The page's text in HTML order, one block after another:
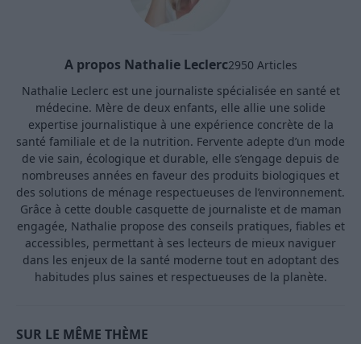
A propos Nathalie Leclerc2950 Articles
Nathalie Leclerc est une journaliste spécialisée en santé et
médecine. Mère de deux enfants, elle allie une solide
expertise journalistique à une expérience concrète de la
santé familiale et de la nutrition. Fervente adepte d’un mode
de vie sain, écologique et durable, elle s’engage depuis de
nombreuses années en faveur des produits biologiques et
des solutions de ménage respectueuses de l’environnement.
Grâce à cette double casquette de journaliste et de maman
engagée, Nathalie propose des conseils pratiques, fiables et
accessibles, permettant à ses lecteurs de mieux naviguer
dans les enjeux de la santé moderne tout en adoptant des
habitudes plus saines et respectueuses de la planète.
SUR LE MÊME THÈME